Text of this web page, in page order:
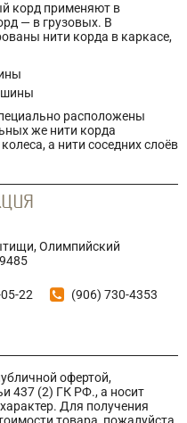
корд применяют в
— в грузовых. В
нити корда в каркасе,
шины
расположены
же нити корда
а нити соседних слоёв
Олимпийский
22 (906) 730-4353
офертой,
437 (2) ГК РФ., а носит
Для получения